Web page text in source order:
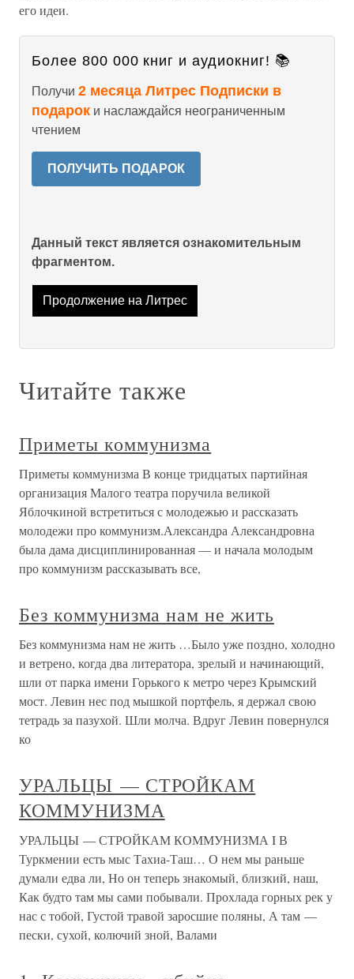
его идеи.
Более 800 000 книг и аудиокниг! 📚
Получи 2 месяца Литрес Подписки в
подарок и наслаждайся неограниченным
чтением
ПОЛУЧИТЬ ПОДАРОК
Данный текст является ознакомительным
фрагментом.
Продолжение на Литрес
Читайте также
Приметы коммунизма
Приметы коммунизма В конце тридцатых партийная
организация Малого театра поручила великой
Яблочкиной встретиться с молодежью и рассказать
молодежи про коммунизм.Александра Александровна
была дама дисциплинированная — и начала молодым
про коммунизм рассказывать все,
Без коммунизма нам не жить
Без коммунизма нам не жить …Было уже поздно, холодно
и ветрено, когда два литератора, зрелый и начинающий,
шли от парка имени Горького к метро через Крымский
мост. Левин нес под мышкой портфель, я держал свою
тетрадь за пазухой. Шли молча. Вдруг Левин повернулся
ко
УРАЛЬЦЫ — СТРОЙКАМ
КОММУНИЗМА
УРАЛЬЦЫ — СТРОЙКАМ КОММУНИЗМА I В
Туркмении есть мыс Тахиа-Таш… О нем мы раньше
думали едва ли, Но он теперь знакомый, близкий, наш,
Как будто там мы сами побывали. Прохлада горных рек у
нас с тобой, Густой травой заросшие поляны, А там —
пески, сухой, колючий зной, Валами